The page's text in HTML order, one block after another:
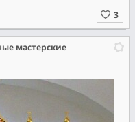
мастерские